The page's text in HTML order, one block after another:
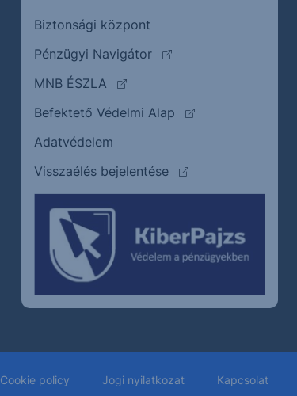
Biztonsági központ
Pénzügyi Navigátor
(külső oldalra ugrik)
MNB ÉSZLA
(külső oldalra ugrik)
Befektető Védelmi Alap
(külső oldalra
Adatvédelem
Visszaélés bejelentése
(külső oldalra ugrik)
Cookie policy Jogi nyilatkozat Kapcsolat